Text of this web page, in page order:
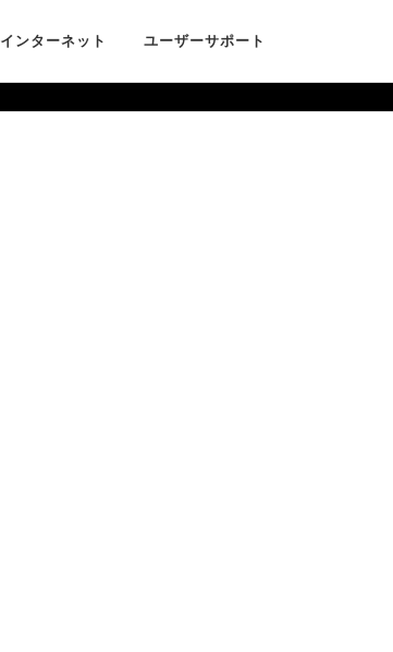
インターネット ユーザーサポート